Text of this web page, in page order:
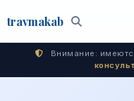
travmakab Поиск
Внимание: